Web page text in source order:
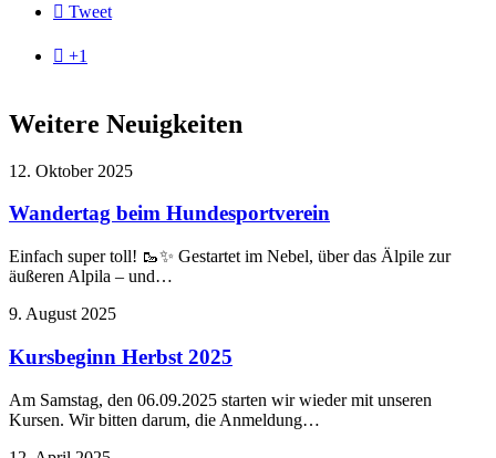
 Tweet
 +1
Weitere Neuigkeiten
12. Oktober 2025
Wandertag beim Hundesportverein
Einfach super toll! 🥾✨ Gestartet im Nebel, über das Älpile zur
äußeren Alpila – und…
9. August 2025
Kursbeginn Herbst 2025
Am Samstag, den 06.09.2025 starten wir wieder mit unseren
Kursen. Wir bitten darum, die Anmeldung…